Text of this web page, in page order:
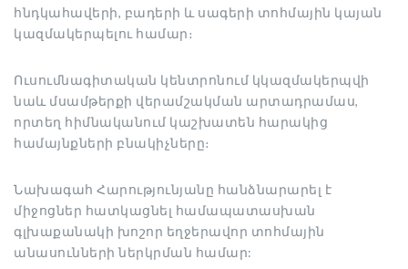
հնդկահավերի, բադերի և սագերի տոհմային կայան
կազմակերպելու համար։
Ուսումնագիտական կենտրոնում կկազմակերպվի
նաև մսամթերքի վերամշակման արտադրամաս,
որտեղ հիմնականում կաշխատեն հարակից
համայնքների բնակիչները։
Նախագահ Հարությունյանը հանձնարարել է
միջոցներ հատկացնել համապատասխան
գլխաքանակի խոշոր եղջերավոր տոհմային
անասունների ներկրման համար: